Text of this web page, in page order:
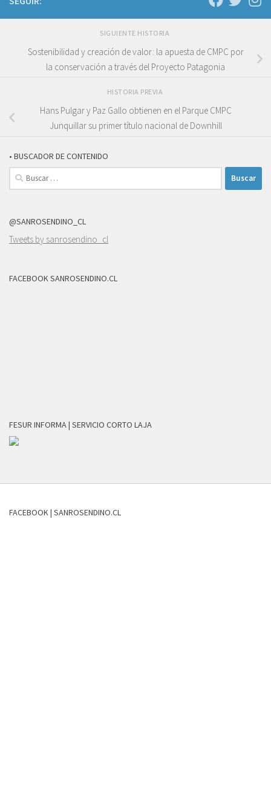
SIGUIENTE HISTORIA
Sostenibilidad y creación de valor: la apuesta de CMPC por
la conservación a través del Proyecto Patagonia
HISTORIA PREVIA
Hans Pulgar y Paz Gallo obtienen en el Parque CMPC
Junquillar su primer título nacional de Downhill
• BUSCADOR DE CONTENIDO
Buscar:
@SANROSENDINO_CL
Tweets by sanrosendino_cl
FACEBOOK SANROSENDINO.CL
FESUR INFORMA | SERVICIO CORTO LAJA
FACEBOOK | SANROSENDINO.CL